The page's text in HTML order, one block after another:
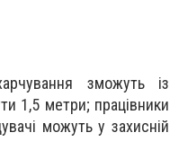
зможуть із
1,5 метри; працівники
можуть у захисній